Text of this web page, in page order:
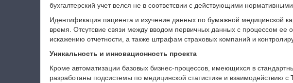
бухгалтерский учет велся не в соответсвии с действующими
Идентификация пациента и изучение данных по бумажной медицинской
время. Отсутсвие связи между вводом первичных данных с процессом ее
искажению отчетности, а также штрафам страховых компаний и
Уникальность и инновационность проекта
Кроме автоматизации базовых бизнес-процессов, имеющихся в
разработаны подсистемы по медицинской статистике и взаимодействию